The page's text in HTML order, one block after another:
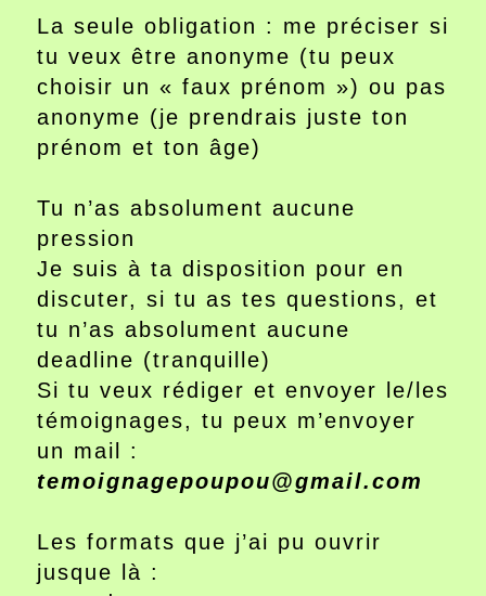
La seule obligation : me préciser si
tu veux être anonyme (tu peux
choisir un « faux prénom ») ou pas
anonyme (je prendrais juste ton
prénom et ton âge)
Tu n’as absolument aucune
pression
Je suis à ta disposition pour en
discuter, si tu as tes questions, et
tu n’as absolument aucune
deadline (tranquille)
Si tu veux rédiger et envoyer le/les
témoignages, tu peux m’envoyer
un mail :
temoignagepoupou@gmail.com
Les formats que j’ai pu ouvrir
jusque là :